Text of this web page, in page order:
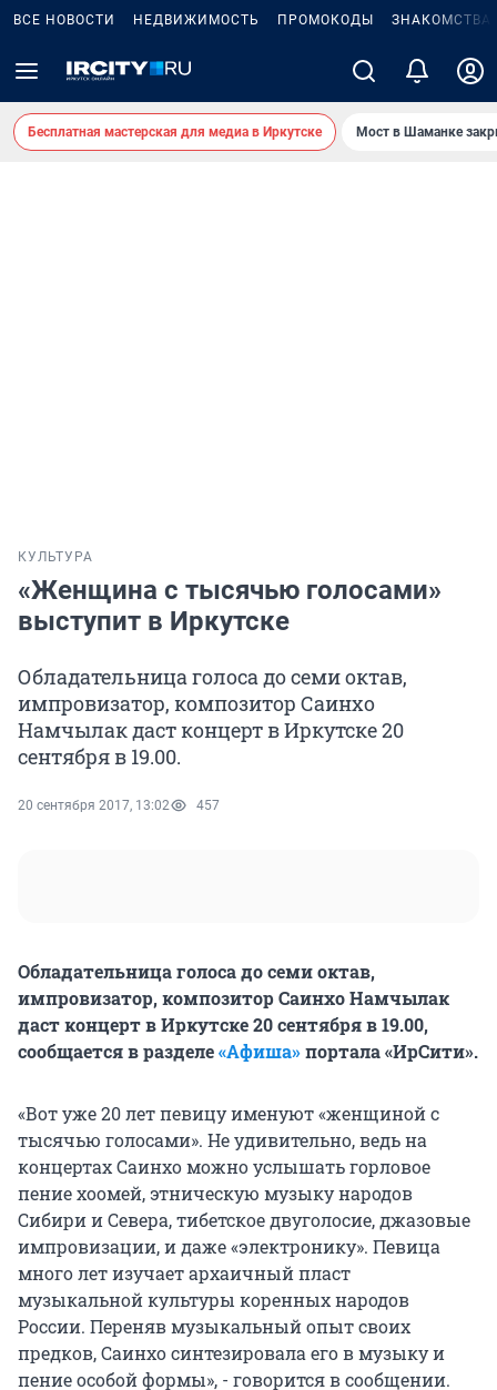
ВСЕ НОВОСТИ НЕДВИЖИМОСТЬ ПРОМОКОДЫ ЗНАКОМСТВА
Бесплатная мастерская для медиа в Иркутске Мост в Шаманке
КУЛЬТУРА
«Женщина с тысячью голосами»
выступит в Иркутске
Обладательница голоса до семи октав,
импровизатор, композитор Саинхо
Намчылак даст концерт в Иркутске 20
сентября в 19.00.
20 сентября 2017, 13:02 457
Обладательница голоса до семи октав,
импровизатор, композитор Саинхо Намчылак
даст концерт в Иркутске 20 сентября в 19.00,
сообщается в разделе«Афиша»портала «ИрСити».
«Вот уже 20 лет певицу именуют «женщиной с
тысячью голосами». Не удивительно, ведь на
концертах Саинхо можно услышать горловое
пение хоомей, этническую музыку народов
Сибири и Севера, тибетское двуголосие, джазовые
импровизации, и даже «электронику». Певица
много лет изучает архаичный пласт
музыкальной культуры коренных народов
России. Переняв музыкальный опыт своих
предков, Саинхо синтезировала его в музыку и
пение особой формы», - говорится в сообщении.